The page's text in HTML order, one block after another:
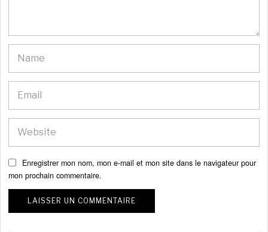
Enregistrer mon nom, mon e-mail et mon site dans le navigateur pour
mon prochain commentaire.